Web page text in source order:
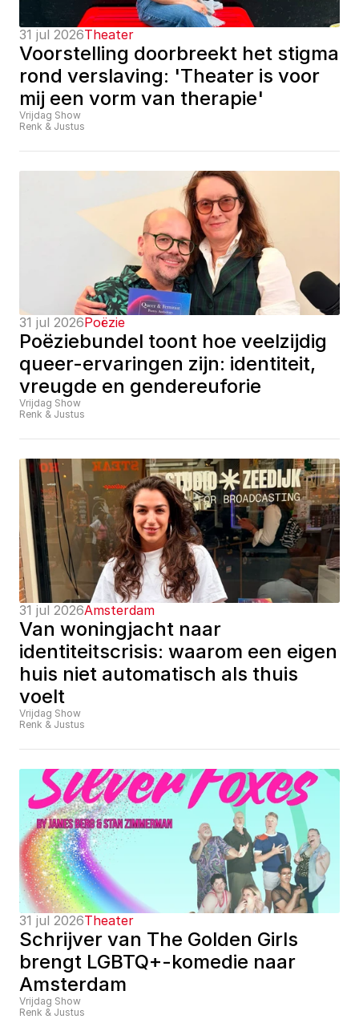
31 jul 2026Theater
Voorstelling doorbreekt het stigma
rond verslaving: 'Theater is voor
mij een vorm van therapie'
Vrijdag Show
Renk & Justus
31 jul 2026Poëzie
Poëziebundel toont hoe veelzijdig
queer-ervaringen zijn: identiteit,
vreugde en gendereuforie
Vrijdag Show
Renk & Justus
31 jul 2026Amsterdam
Van woningjacht naar
identiteitscrisis: waarom een eigen
huis niet automatisch als thuis
voelt
Vrijdag Show
Renk & Justus
31 jul 2026Theater
Schrijver van The Golden Girls
brengt LGBTQ+-komedie naar
Amsterdam
Vrijdag Show
Renk & Justus